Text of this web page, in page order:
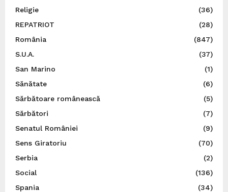
Religie
(36)
REPATRIOT
(28)
România
(847)
S.U.A.
(37)
San Marino
(1)
Sănătate
(6)
Sărbătoare românească
(5)
Sărbători
(7)
Senatul României
(9)
Sens Giratoriu
(70)
Serbia
(2)
Social
(136)
Spania
(34)